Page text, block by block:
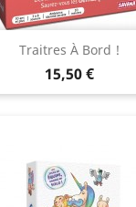
Traitres À Bord !
Prix
15,50 €